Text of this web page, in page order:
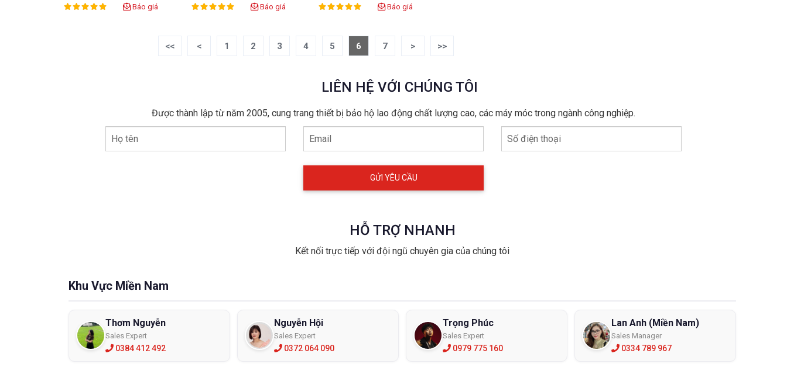
Rating:
100% Báo giá Rating:
100% Báo giá Rating:
100% Báo giá
<< < 1 2 3 4 5 6 7 > >>
LIÊN HỆ VỚI CHÚNG TÔI
Được thành lập từ năm 2005, cung trang thiết bị bảo hộ lao động chất lượng cao, các máy móc trong ngành công nghiệp.
Họ tên Email Số điện thoại
HỖ TRỢ NHANH
Kết nối trực tiếp với đội ngũ chuyên gia của chúng tôi
Khu Vực Miền Nam
Thơm Nguyễn
Sales Expert
0384 412 492
Nguyễn Hội
Sales Expert
0372 064 090
Trọng Phúc
Sales Expert
0979 775 160
Lan Anh (Miền Nam)
Sales Manager
0334 789 967